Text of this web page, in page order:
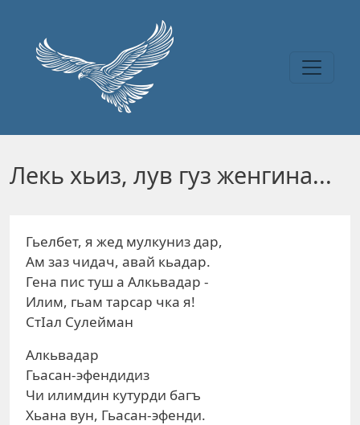
Лекь хьиз, лув гуз женгина...
Гьелбет, я жед мулкуниз дар,
Ам заз чидач, авай кьадар.
Гена пис туш а Алкьвадар -
Илим, гьам тарсар чка я!
СтIал Сулейман
Алкьвадар
Гьасан-эфендидиз
Чи илимдин кутурди багъ
Хьана вун, Гьасан-эфенди.